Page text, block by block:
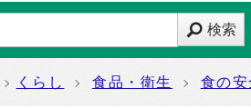
検索
くらし 食品・衛生 食の